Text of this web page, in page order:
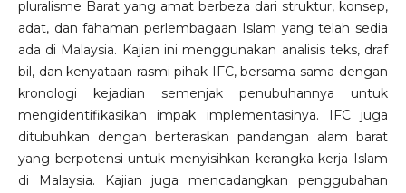
pluralisme Barat yang amat berbeza dari struktur, konsep,
adat, dan fahaman perlembagaan Islam yang telah sedia
ada di Malaysia. Kajian ini menggunakan analisis teks, draf
bil, dan kenyataan rasmi pihak IFC, bersama-sama dengan
kronologi kejadian semenjak penubuhannya untuk
mengidentifikasikan impak implementasinya. IFC juga
ditubuhkan dengan berteraskan pandangan alam barat
yang berpotensi untuk menyisihkan kerangka kerja Islam
di Malaysia. Kajian juga mencadangkan penggubahan